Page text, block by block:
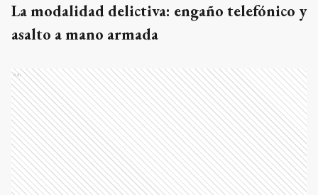
La modalidad delictiva: engaño telefónico y
asalto a mano armada
Ads